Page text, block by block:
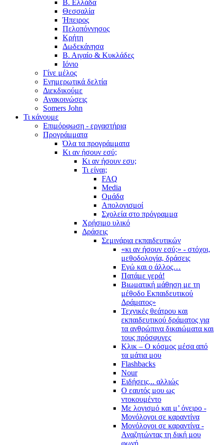
Β. Ελλάδα
Θεσσαλία
Ήπειρος
Πελοπόννησος
Κρήτη
Δωδεκάνησα
Β. Αιγαίο & Κυκλάδες
Ιόνιο
Γίνε μέλος
Ενημερωτικά δελτία
Διεκδικούμε
Ανακοινώσεις
Somers John
Τι κάνουμε
Επιμόρφωση - εργαστήρια
Προγράμματα
Όλα τα προγράμματα
Κι αν ήσουν εσύ;
Κι αν ήσουν εσυ;
Τι είναι;
FAQ
Media
Ομάδα
Απολογισμοί
Σχολεία στο πρόγραμμα
Χρήσιμο υλικό
Δράσεις
Σεμινάρια εκπαιδευτικών
«κι αν ήσουν εσύ;» - στόχοι,
μεθοδολογία, δράσεις
Εγώ και ο άλλος…
Πατάμε γερά!
Βιωματική μάθηση με τη
μέθοδο Εκπαιδευτικού
Δράματος»
Τεχνικές θεάτρου και
εκπαιδευτικού δράματος για
τα ανθρώπινα δικαιώματα και
τους πρόσφυγες
Κλικ – Ο κόσμος μέσα από
τα μάτια μου
Flashbacks
Nour
Ειδήσεις... αλλιώς
Ο εαυτός μου ως
ντοκουμέντο
Με λογισμό και μ’ όνειρο -
Μονόλογοι σε καραντίνα
Μονόλογοι σε καραντίνα -
Αναζητώντας τη δική μου
φωνή